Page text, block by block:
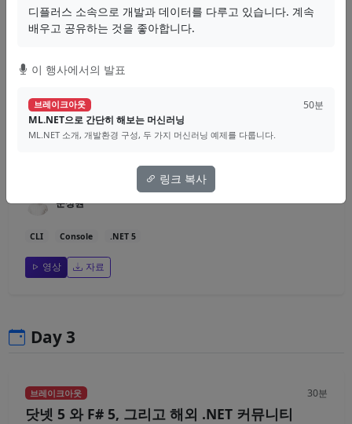
YARP 리버스 프록시 네트워크
브레이크아웃
닷넷 5로 (다시) 만들어보는 CLI 애플리케이션
플리케이션을 작성하는 방법을 살펴봅니다.
문성원
CLI Console .NET 5
영상 자료
Day 3
브레이크아웃 30분
닷넷 5 와 F# 5, 그리고 해외 .NET 커뮤니티
디플러스 소속으로 개발과 데이터를 다루고 있습니다. 계속
배우고 공유하는 것을 좋아합니다.
이 행사에서의 발표
브레이크아웃
50분
ML.NET으로 간단히 해보는 머신러닝
ML.NET 소개, 개발환경 구성, 두 가지 머신러닝 예제를 다룹니다.
링크 복사